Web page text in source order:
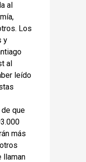
al
Los
y
al
leído
que
más
llaman